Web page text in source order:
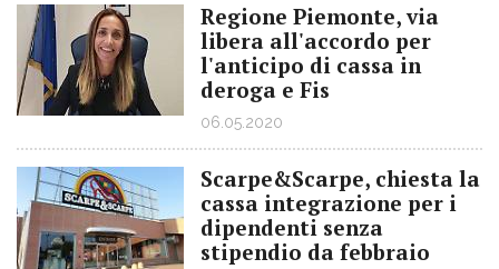
Regione Piemonte, via
libera all'accordo per
l'anticipo di cassa in
deroga e Fis
06.05.2020
Scarpe&Scarpe, chiesta la
cassa integrazione per i
dipendenti senza
stipendio da febbraio